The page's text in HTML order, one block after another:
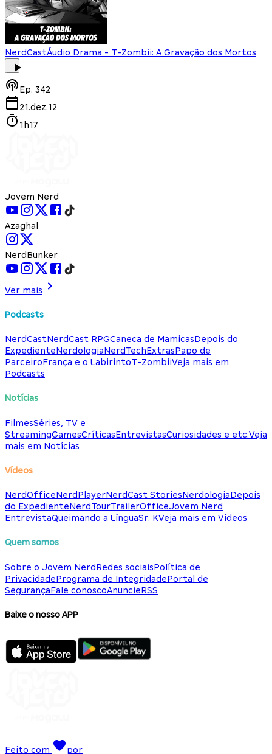
NerdCastÁudio Drama - T-Zombii: A Gravação dos Mortos
Ep. 342
21.dez.12
1h17
Jovem Nerd
Azaghal
NerdBunker
Ver mais
Podcasts
NerdCastNerdCast RPGCaneca de MamicasDepois do
ExpedienteNerdologiaNerdTechExtrasPapo de
ParceiroFrança e o LabirintoT-ZombiiVeja mais em
Podcasts
Notícias
FilmesSéries, TV e
StreamingGamesCríticasEntrevistasCuriosidades e etc.Veja
mais em Notícias
Vídeos
NerdOfficeNerdPlayerNerdCast StoriesNerdologiaDepois
do ExpedienteNerdTourTrailerOfficeJovem Nerd
EntrevistaQueimando a LínguaSr. KVeja mais em Vídeos
Quem somos
Sobre o Jovem NerdRedes sociaisPolítica de
PrivacidadePrograma de IntegridadePortal de
SegurançaFale conoscoAnuncieRSS
Baixe o nosso APP
Feito com por